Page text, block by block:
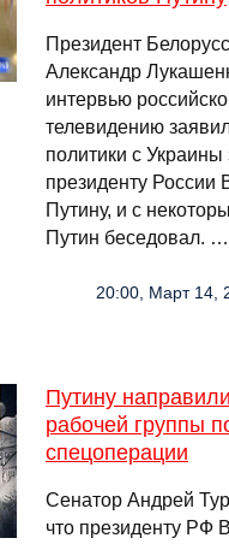
Президент
Александр
интервью
телевидению
политики с Украины
президенту России
Путину, и с
Путин беседовал. …
20:00, Март 14,
Путину
рабочей группы
спецоперации
Сенатор Андрей
что президенту РФ